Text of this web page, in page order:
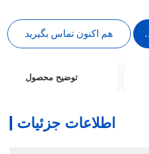
هم اکنون تماس بگیرید
توضیح محصول
اطلاعات جزئیات